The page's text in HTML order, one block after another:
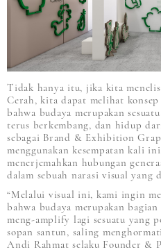
Tidak hanya itu, jika kita
Cerah, kita dapat melihat konsep
bahwa budaya merupakan
terus berkembang, dan hidup
sebagai Brand & Exhibition
menggunakan kesempatan kali
menerjemahkan hubungan
dalam sebuah narasi visual yang
“Melalui visual ini, kami ingin
bahwa budaya merupakan
meng-amplify lagi sesuatu yang
sopan santun, saling
Andi Rahmat selaku Founder &